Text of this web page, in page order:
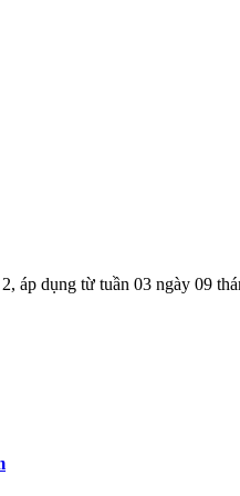
áp dụng từ tuần 03 ngày 09